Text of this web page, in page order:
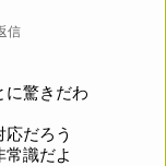
信
に驚きだわ
だろう
識だよ